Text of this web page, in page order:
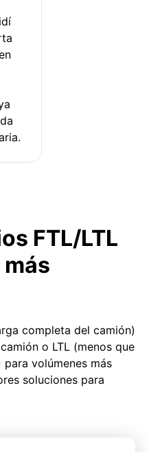
FTL/LTL
completa del camión)
o LTL (menos que
volúmenes más
soluciones para